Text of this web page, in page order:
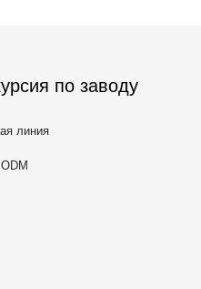
по заводу
линия